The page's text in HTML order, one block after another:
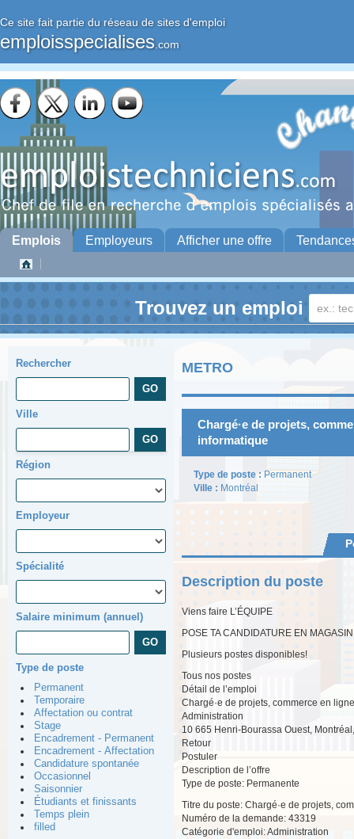
Ce site fait partie du réseau de sites d'emploi
emploisspecialises .com
Emplois Employeurs Afficher une offre
Trouvez un emploi
Rechercher
Ville
Région
Employeur
Spécialité
Salaire minimum (annuel)
Type de poste
Permanent
Temporaire
Affectation ou contrat
Stage
Encadrement - Permanent
Encadrement - Affectation
Candidature spontanée
Occasionnel
Saisonnier
Étudiants et finissants
Temps plein
filled
METRO
Chargé·e de projets,
informatique
Type de poste : Permanent
Ville : Montréal
Description du poste
Viens faire L’ÉQUIPE
POSE TA CANDIDATURE EN
Plusieurs postes disponibles!
Tous nos postes
Détail de l’emploi
Chargé·e de projets, commerce en ligne
Administration
10 665 Henri-Bourassa Ouest,
Retour
Postuler
Description de l’offre
Type de poste: Permanente
Titre du poste: Chargé·e de projets,
Numéro de la demande: 43319
Catégorie d'emploi: Administration